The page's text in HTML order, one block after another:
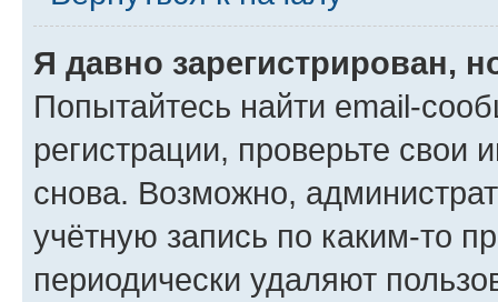
Я давно зарегистрирован,
Попытайтесь найти email-
регистрации, проверьте свои
снова. Возможно,
учётную запись по каким-то
периодически удаляют